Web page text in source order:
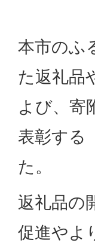
本市のふ
た返礼品
よび、寄
表彰する
た。
返礼品の
促進やよ